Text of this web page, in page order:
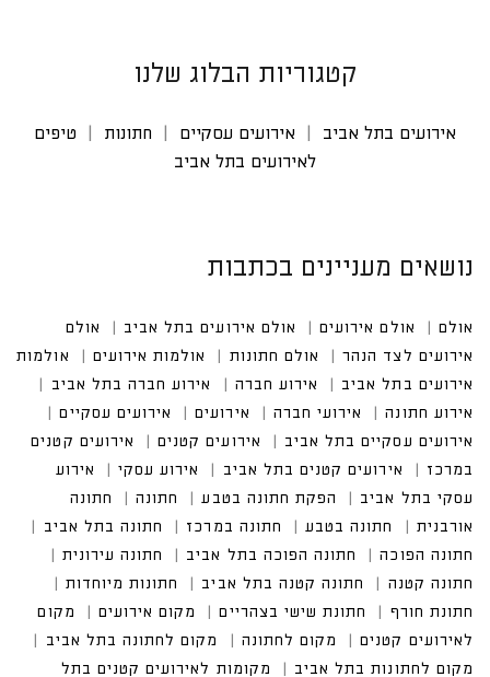
קטגוריות הבלוג שלנו
אירועים בתל אביב אירועים עסקיים חתונות
טיפים
לאירועים בתל אביב
נושאים מעניינים בכתבות
אולם אולם אירועים אולם אירועים בתל אביב
אולם אי
רועים לצד הנהר
אולם חתונות אולמות אירועים
אולמות אירוע
ים בתל אביב
אירוע חברה
אירוע חברה בתל אביב
אירוע חתונה
אירועי חברה
אירועים עסקיים
אירועים עסקיים בתל אביב
אירועים קטנים במרכז
אירועים קטנים בתל אביב
אירוע עסקי בתל אביב